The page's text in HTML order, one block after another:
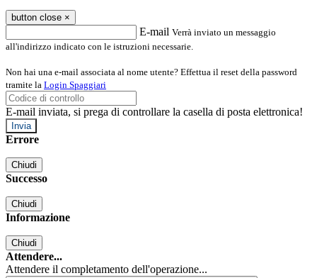
button close ×
E-mail Verrà inviato un messaggio
all'indirizzo indicato con le istruzioni necessarie.
Non hai una e-mail associata al nome utente? Effettua il reset della password
tramite la Login Spaggiari
E-mail inviata, si prega di controllare la casella di posta elettronica!
Errore
Chiudi
Successo
Chiudi
Informazione
Chiudi
Attendere...
Attendere il completamento dell'operazione...